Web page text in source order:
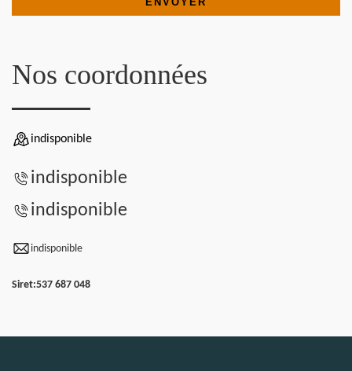
Nos coordonnées
indisponible
indisponible
indisponible
indisponible
Siret:537 687 048